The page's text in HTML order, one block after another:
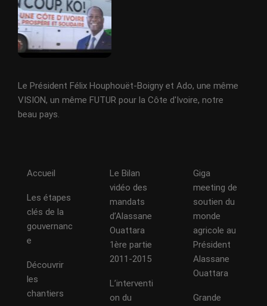
Le Président Félix Houphouët-Boigny et Ado, une même
VISION, un même FUTUR pour la Côte d'Ivoire, notre
beau pays.
Accueil
Les étapes
clés de la
gouvernanc
e
Découvrir
les
chantiers
Le Bilan
vidéo des
mandats
d’Alassane
Ouattara
1ère partie
2011-2015
L’interventi
on du
Giga
meeting de
soutien du
monde
agricole au
Président
Alassane
Ouattara
Grande